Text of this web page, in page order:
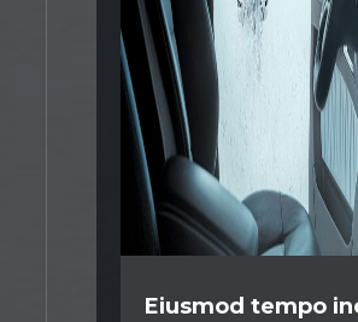
Eiusmod tempo